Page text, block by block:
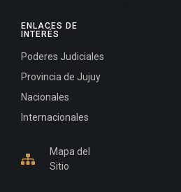
ENLACES DE
INTERÉS
Poderes Judiciales
Provincia de Jujuy
Nacionales
Internacionales
Mapa del
Sitio